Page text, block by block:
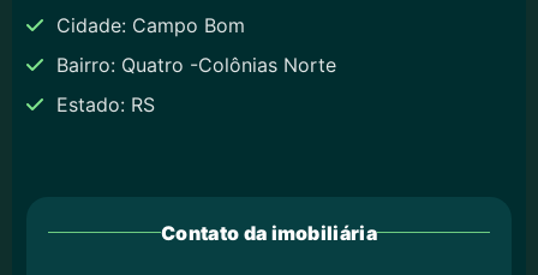
Cidade: Campo Bom
Bairro: Quatro -Colônias Norte
Estado: RS
Contato da imobiliária